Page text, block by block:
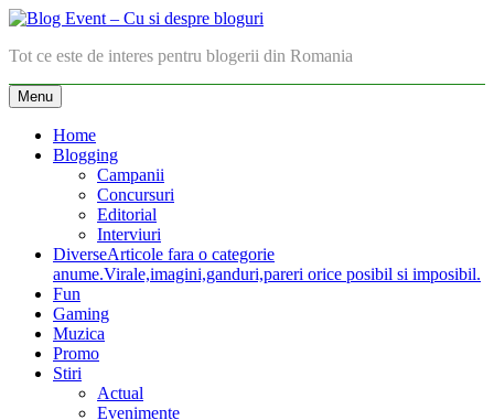
Skip
content
Blog Event – Cu si despre bloguri
Tot ce este de interes pentru blogerii din Romania
Menu
Home
Blogging
Campanii
Concursuri
Editorial
Interviuri
DiverseArticole fara o categorie
anume.Virale,imagini,ganduri,pareri orice posibil si imposibil.
Fun
Gaming
Muzica
Promo
Stiri
Actual
Evenimente